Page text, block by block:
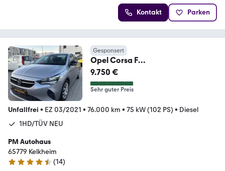
Kontakt Parken
Gesponsert
Opel Corsa F
Edition/2021/76000KM/1HD
9.750 €
Sehr guter Preis
Unfallfrei • EZ 03/2021 • 76.000 km • 75 kW (102 PS) • Diesel
1HD/TÜV NEU
PM Autohaus
65779 Kelkheim
4.7 Sterne
(14)